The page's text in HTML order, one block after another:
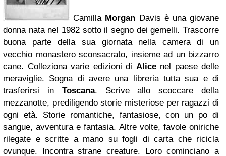
Camilla Morgan Davis è una giovane
donna nata nel 1982 sotto il segno dei gemelli. Trascorre
buona parte della sua giornata nella camera di un
vecchio monastero sconsacrato, insieme ad un bizzarro
cane. Colleziona varie edizioni di Alicenel paese delle
meraviglie. Sogna di avere una libreria tutta sua e di
trasferirsi in Toscana. Scrive allo scoccare della
mezzanotte, prediligendo storie misteriose per ragazzi di
ogni età. Storie romantiche, fantasiose, con un po di
sangue, avventura e fantasia. Altre volte, favole oniriche
rilegate e scritte a mano su fogli di carta che ricicla
ovunque. Incontra strane creature. Loro cominciano a